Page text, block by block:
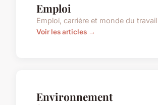
Emploi
Emploi, carrière et monde du travail
Voir les articles →
Environnement